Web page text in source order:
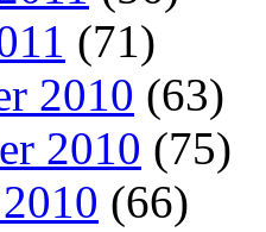
(71)
2010 (63)
2010 (75)
(66)